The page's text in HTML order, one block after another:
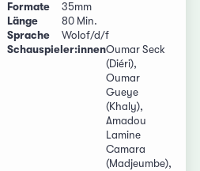
Formate
35mm
Länge
80 Min.
Sprache
Wolof/d/f
Schauspieler:innenOumar Seck
(Diéri),
Oumar
Gueye
(Khaly),
Amadou
Lamine
Camara
(Madjeumbe),